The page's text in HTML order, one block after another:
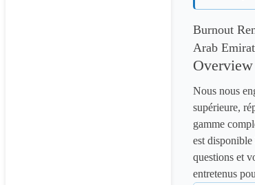
Burnout
Arab
Overview
Nous nous
supérieure,
gamme
est
questions et
entretenus